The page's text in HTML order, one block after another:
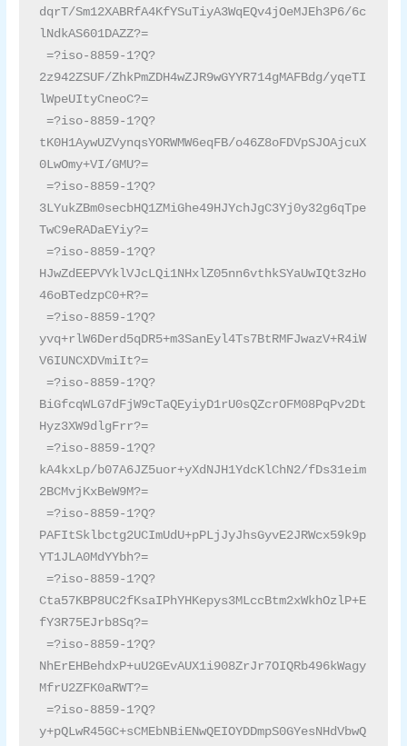
dqrT/Sm12XABRfA4KfYSuTiyA3WqEQv4jOeMJEh3P6/6c
lNdkAS601DAZZ?=
2z942ZSUF/ZhkPmZDH4wZJR9wGYYR714gMAFBdg/yqeTI
lWpeUItyCneoC?=
tK0H1AywUZVynqsYORWMW6eqFB/o46Z8oFDVpSJOAjcuX
0LwOmy+VI/GMU?=
3LYukZBm0secbHQ1ZMiGhe49HJYchJgC3Yj0y32g6qTpe
TwC9eRADaEYiy?=
HJwZdEEPVYklVJcLQi1NHxlZ05nn6vthkSYaUwIQt3zHo
46oBTedzpC0+R?=
yvq+rlW6Derd5qDR5+m3SanEyl4Ts7BtRMFJwazV+R4iW
V6IUNCXDVmiIt?=
BiGfcqWLG7dFjW9cTaQEyiyD1rU0sQZcrOFM08PqPv2Dt
Hyz3XW9dlgFrr?=
kA4kxLp/b07A6JZ5uor+yXdNJH1YdcKlChN2/fDs31eim
2BCMvjKxBeW9M?=
PAFItSklbctg2UCImUdU+pPLjJyJhsGyvE2JRWcx59k9p
YT1JLA0MdYYbh?=
Cta57KBP8UC2fKsaIPhYHKepys3MLccBtm2xWkhOzlP+E
fY3R75EJrb8Sq?=
NhErEHBehdxP+uU2GEvAUX1i908ZrJr7OIQRb496kWagy
MfrU2ZFK0aRWT?=
y+pQLwR45GC+sCMEbNBiENwQEIOYDDmpS0GYesNHdVbwQ